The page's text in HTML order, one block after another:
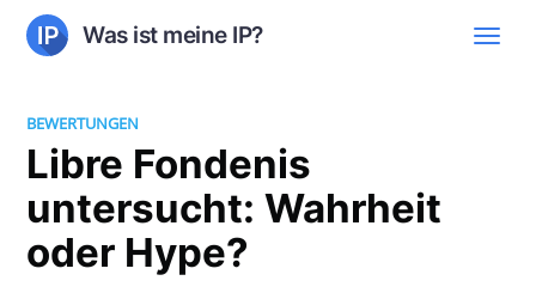
Was ist meine IP?
BEWERTUNGEN
Libre Fondenis
untersucht: Wahrheit
oder Hype?